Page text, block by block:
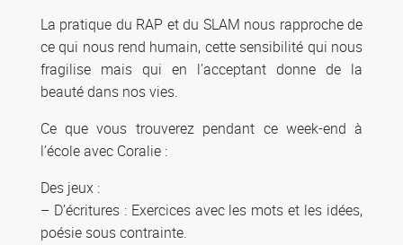
La pratique du RAP et du SLAM nous rapproche de
ce qui nous rend humain, cette sensibilité qui nous
fragilise mais qui en l’acceptant donne de la
beauté dans nos vies.
Ce que vous trouverez pendant ce week-end à
l’école avec Coralie :
Des jeux :
– D’écritures : Exercices avec les mots et les idées,
poésie sous contrainte.